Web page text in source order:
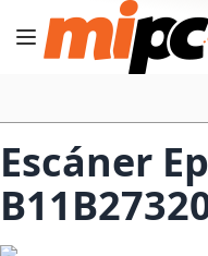
Cambiar Nav
Escáner